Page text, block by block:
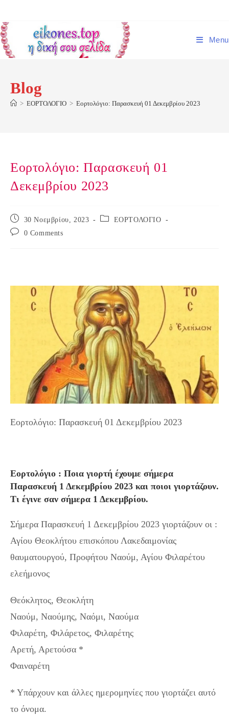
content
Menu
Blog
> ΕΟΡΤΟΛΟΓΙΟ > Εορτολόγιο: Παρασκευή 01 Δεκεμβρίου 2023
Εορτολόγιο: Παρασκευή 01
Δεκεμβρίου 2023
Post
published:
30 Νοεμβρίου, 2023
Post
ΕΟΡΤΟΛΟΓΙΟ
Post
0 Comments
Εορτολόγιο: Παρασκευή 01 Δεκεμβρίου 2023
Εορτολόγιο : Ποια γιορτή έχουμε σήμερα
Παρασκευή 1 Δεκεμβρίου 2023 και ποιοι γιορτάζουν.
Τι έγινε σαν σήμερα 1 Δεκεμβρίου.
Σήμερα Παρασκευή 1 Δεκεμβρίου 2023 γιορτάζουν οι :
Αγίου Θεοκλήτου επισκόπου Λακεδαιμονίας
θαυματουργού, Προφήτου Ναούμ, Αγίου Φιλαρέτου
ελεήμονος
Θεόκλητος, Θεοκλήτη
Ναούμ, Ναούμης, Ναόμι, Ναούμα
Φιλαρέτη, Φιλάρετος, Φιλαρέτης
Αρετή, Αρετούσα *
Φαιναρέτη
* Υπάρχουν και άλλες ημερομηνίες που γιορτάζει αυτό
το όνομα.